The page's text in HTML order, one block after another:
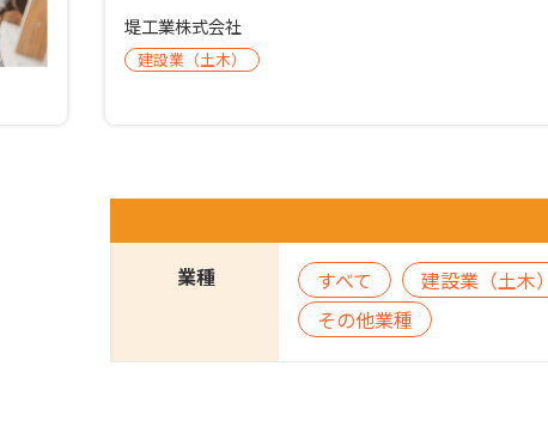
堤工業株式会社
建設業（土木）
業種 すべて 建設業（土木）
その他業種